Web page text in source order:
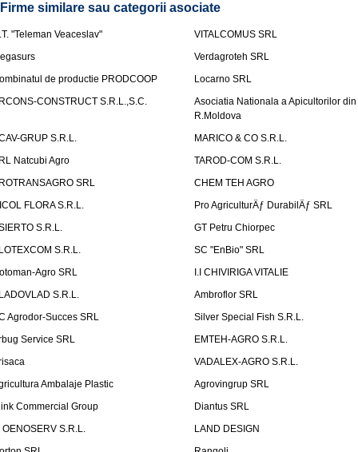
Firme similare sau categorii asociate
"Teleman Veaceslav"
VITALCOMUS SRL
Verdagroteh SRL
de productie PRODCOOP
Locarno SRL
CONSTRUCT S.R.L.,S.C.
Asociatia Nationala a Apicultorilor din
R.Moldova
GRUP S.R.L.
MARICO & CO S.R.L.
Natcubi Agro
TAROD-COM S.R.L.
SRL
CHEM TEH AGRO
FLORA S.R.L.
Pro AgriculturÄƒ DurabilÄƒ SRL
S.R.L.
GT Petru Chiorpec
S.R.L.
SC "EnBio" SRL
Agro SRL
I.I CHIVIRIGA VITALIE
S.R.L.
Ambroflor SRL
Agrodor-Succes SRL
Silver Special Fish S.R.L.
Service SRL
EMTEH-AGRO S.R.L.
VADALEX-AGRO S.R.L.
Ambalaje Plastic
Agrovingrup SRL
Commercial Group
Diantus SRL
OENOSERV S.R.L.
LAND DESIGN